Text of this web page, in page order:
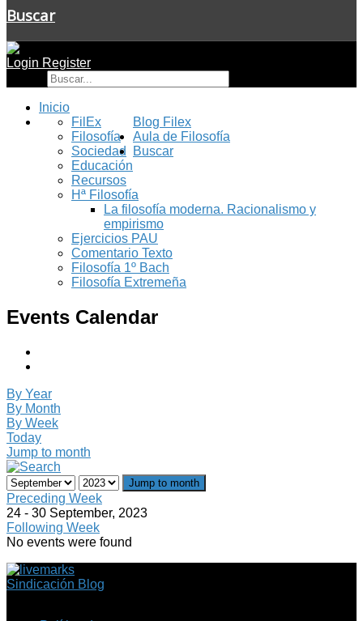
Buscar
Login Register
Inicio
Blog Filex
FilEx
Filosofía
Sociedad
Educación
Recursos
Aula de Filosofía
Hª Filosofía
La filosofía moderna. Racionalismo y
empirismo
Ejercicios PAU
Comentario Texto
Filosofía 1º Bach
Filosofía Extremeña
Buscar
Events Calendar
By Year
By Month
By Week
Today
Jump to month
Jump to month
Preceding Week
24 - 30 September, 2023
Following Week
No events were found
Sindicación Blog